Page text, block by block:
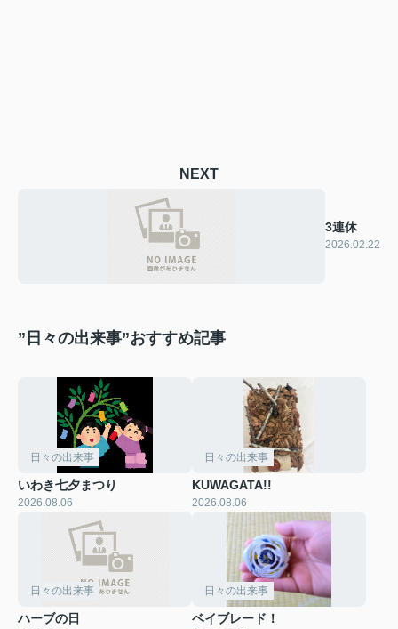
NEXT
3連休
2026.02.22
”日々の出来事”おすすめ記事
日々の出来事
いわき七夕まつり
2026.08.06
日々の出来事
KUWAGATA!!
2026.08.06
日々の出来事
ハーブの日
日々の出来事
ベイブレード！